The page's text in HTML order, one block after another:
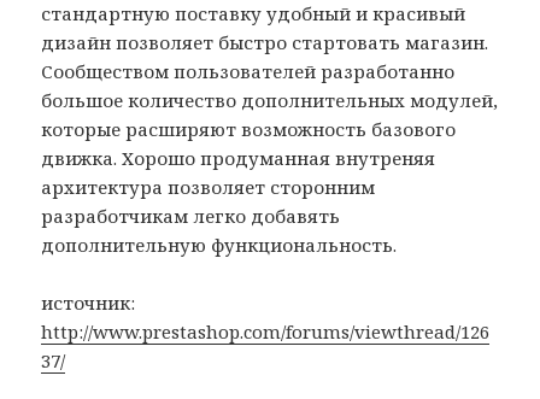
стандартную поставку удобный и красивый
дизайн позволяет быстро стартовать магазин.
Сообществом пользователей разработанно
большое количество дополнительных модулей,
которые расширяют возможность базового
движка. Хорошо продуманная внутреняя
архитектура позволяет сторонним
разработчикам легко добавять
дополнительную функциональность.
источник:
http://www.prestashop.com/forums/viewthread/126
37/